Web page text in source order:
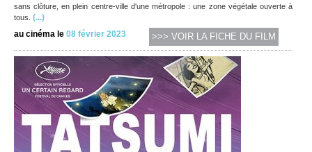
sans clôture, en plein centre-ville d'une métropole : une zone végétale ouverte à
tous. (...)
au cinéma le 08 février 2023 >>> VOIR LA FICHE DU FILM